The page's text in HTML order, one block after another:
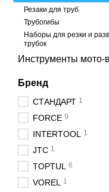
Резаки для труб
Трубогибы
Наборы для резки и
трубок
Инструменты мото-
Бренд
СТАНДАРТ 1
FORCE 9
INTERTOOL 1
JTC 1
TOPTUL 6
VOREL 1